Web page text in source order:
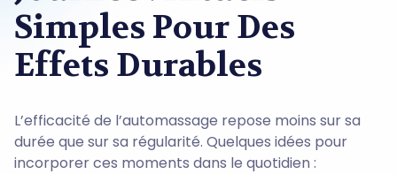
Simples Pour Des
Effets Durables
L’efficacité de l’automassage repose moins sur sa
durée que sur sa régularité. Quelques idées pour
incorporer ces moments dans le quotidien :